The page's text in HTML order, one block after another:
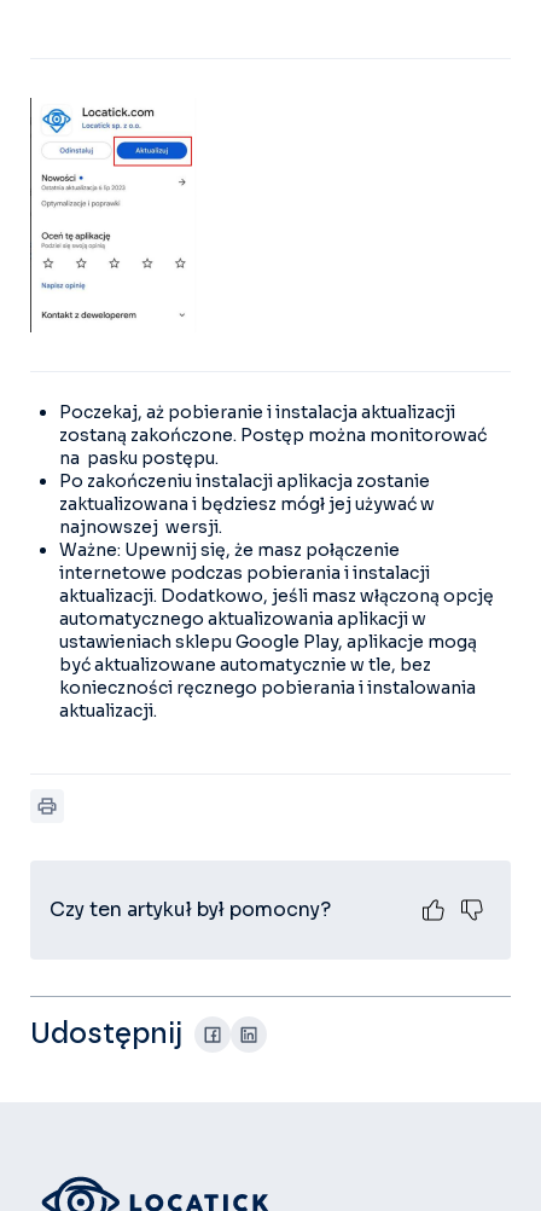
Poczekaj, aż pobieranie i instalacja aktualizacji
zostaną zakończone. Postęp można monitorować
na pasku postępu.
Po zakończeniu instalacji aplikacja zostanie
zaktualizowana i będziesz mógł jej używać w
najnowszej wersji.
Ważne: Upewnij się, że masz połączenie
internetowe podczas pobierania i instalacji
aktualizacji. Dodatkowo, jeśli masz włączoną opcję
automatycznego aktualizowania aplikacji w
ustawieniach sklepu Google Play, aplikacje mogą
być aktualizowane automatycznie w tle, bez
konieczności ręcznego pobierania i instalowania
aktualizacji.
Czy ten artykuł był pomocny?
Udostępnij